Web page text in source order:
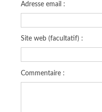
Adresse email :
Site web (facultatif) :
Commentaire :